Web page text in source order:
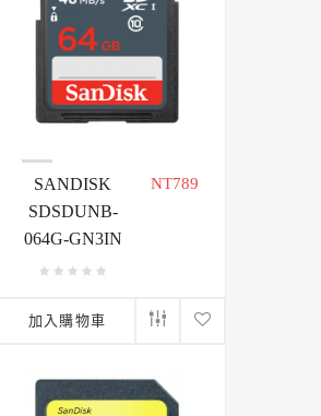
SANDISK
SDSDUNB-
064G-GN3IN
NT789
加入購物車